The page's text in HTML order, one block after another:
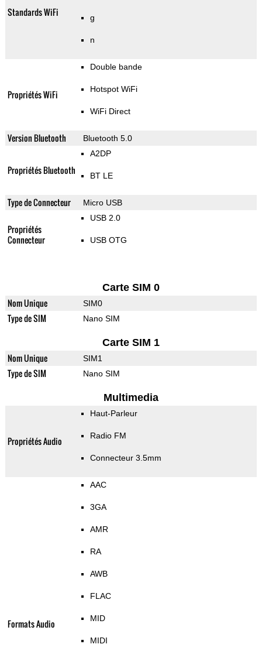
Standards WiFi g
n
Propriétés WiFi
Double bande
Hotspot WiFi
WiFi Direct
Version Bluetooth Bluetooth 5.0
Propriétés Bluetooth
A2DP
BT LE
Type de Connecteur Micro USB
Propriétés
Connecteur
USB 2.0
USB OTG
Carte SIM 0
Nom Unique SIM0
Type de SIM Nano SIM
Carte SIM 1
Nom Unique SIM1
Type de SIM Nano SIM
Multimedia
Propriétés Audio
Haut-Parleur
Radio FM
Connecteur 3.5mm
Formats Audio
AAC
3GA
AMR
RA
AWB
FLAC
MID
MIDI